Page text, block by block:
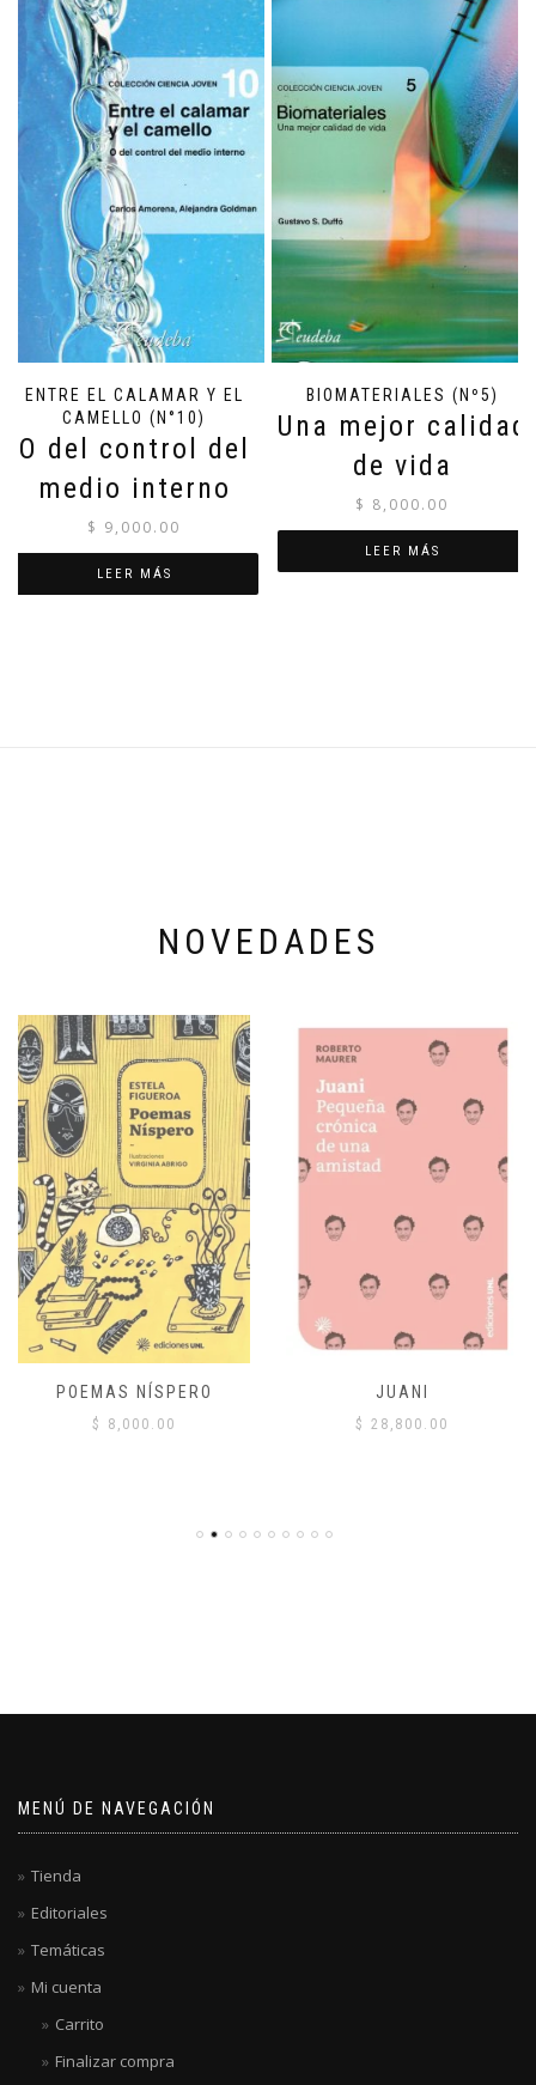
ENTRE EL CALAMAR Y EL
CAMELLO (N°10)
O del control del
medio interno
$ 9,000.00
LEER MÁS
BIOMATERIALES (Nº5)
Una mejor calidad
de vida
$ 8,000.00
LEER MÁS
NOVEDADES
POEMAS NÍSPERO
$ 8,000.00
JUANI
$ 28,800.00
MENÚ DE NAVEGACIÓN
Tienda
Editoriales
Temáticas
Mi cuenta
Carrito
Finalizar compra